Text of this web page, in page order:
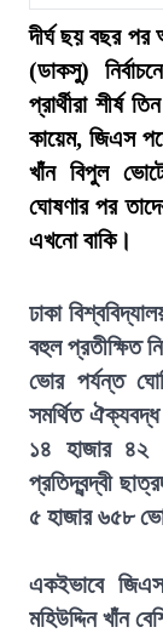
দীর্ঘ ছয় বছর পর
(ডাকসু)
প্রার্থীরা শীর্ষ
কায়েম, জিএস
খাঁন বিপুল
ঘোষণার পর
এখনো বাকি।
ঢাকা
বহুল প্রতীক্ষিত
ভোর পর্যন্ত
সমর্থিত ঐক্যবদ্ধ
১৪ হাজার ৪২
প্রতিদ্বন্দ্বী
৫ হাজার ৬৫৮
একইভাবে
মহিউদ্দিন খাঁন